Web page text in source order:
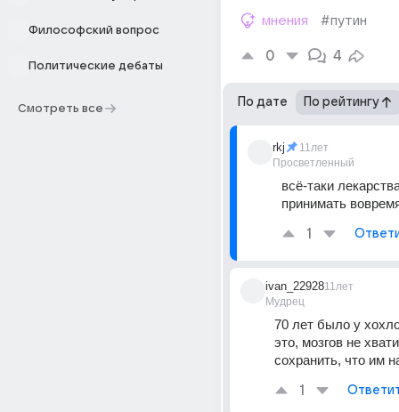
Философский вопрос
Политические дебаты
Смотреть все
мнения #путин
0 4
По дате По рейтингу
rkj
Просветленный
11лет
всё-таки
принимать
1
ivan_22928
Мудрец
11лет
70 лет было у
это, мозгов не
сохранить, что им
1